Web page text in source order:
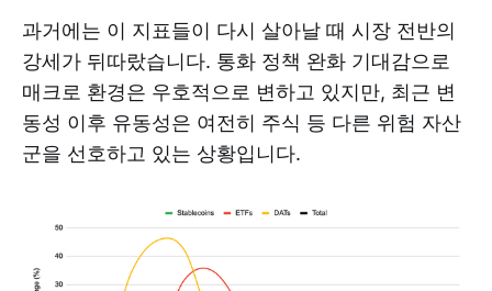
과거에는 이 지표들이 다시 살아날 때 시장 전반의
강세가 뒤따랐습니다. 통화 정책 완화 기대감으로
매크로 환경은 우호적으로 변하고 있지만, 최근 변
동성 이후 유동성은 여전히 주식 등 다른 위험 자산
군을 선호하고 있는 상황입니다.